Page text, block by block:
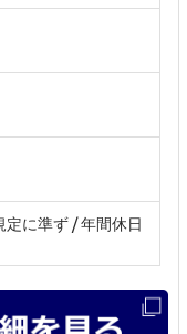
に準ず / 年間休日